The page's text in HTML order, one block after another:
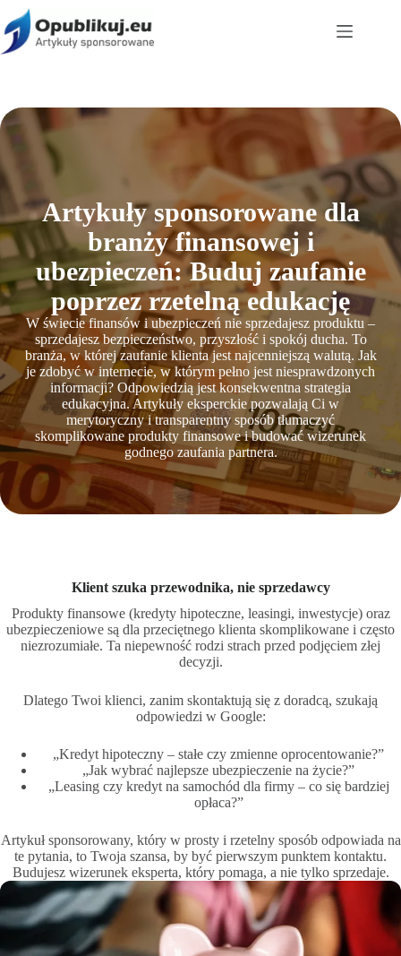
Przejdź
do
treści
Artykuły sponsorowane dla
branży finansowej i
ubezpieczeń: Buduj zaufanie
poprzez rzetelną edukację
W świecie finansów i ubezpieczeń nie sprzedajesz produktu –
sprzedajesz bezpieczeństwo, przyszłość i spokój ducha. To
branża, w której zaufanie klienta jest najcenniejszą walutą. Jak
je zdobyć w internecie, w którym pełno jest niesprawdzonych
informacji? Odpowiedzią jest konsekwentna strategia
edukacyjna. Artykuły eksperckie pozwalają Ci w
merytoryczny i transparentny sposób tłumaczyć
skomplikowane produkty finansowe i budować wizerunek
godnego zaufania partnera.
Klient szuka przewodnika, nie sprzedawcy
Produkty finansowe (kredyty hipoteczne, leasingi, inwestycje) oraz
ubezpieczeniowe są dla przeciętnego klienta skomplikowane i często
niezrozumiałe. Ta niepewność rodzi strach przed podjęciem złej
decyzji.
Dlatego Twoi klienci, zanim skontaktują się z doradcą, szukają
odpowiedzi w Google:
„Kredyt hipoteczny – stałe czy zmienne oprocentowanie?”
„Jak wybrać najlepsze ubezpieczenie na życie?”
„Leasing czy kredyt na samochód dla firmy – co się bardziej
opłaca?”
Artykuł sponsorowany, który w prosty i rzetelny sposób odpowiada na
te pytania, to Twoja szansa, by być pierwszym punktem kontaktu.
Budujesz wizerunek eksperta, który pomaga, a nie tylko sprzedaje.